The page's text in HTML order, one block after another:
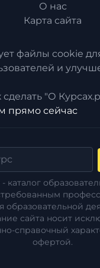
О нас
Карта сайта
файлы cookie
и
сделать "О
прямо сейчас
каталог
образовательной
сайта носит
справочный
офертой.